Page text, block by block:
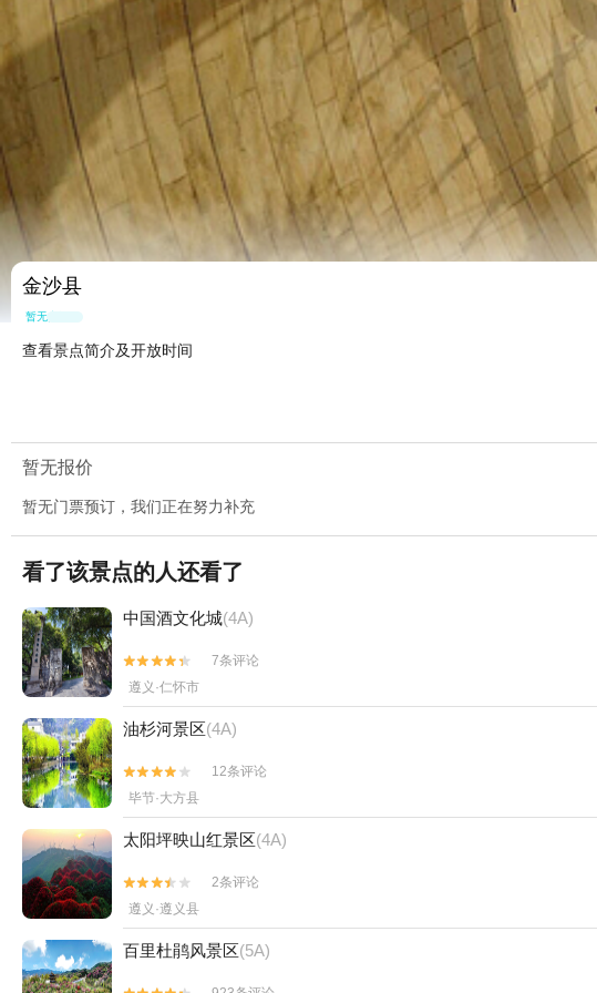
金沙县
暂无点评
查看景点简介及开放时间
暂无报价
暂无门票预订，我们正在努力补充
看了该景点的人还看了
中国酒文化城(4A)


7条评论
遵义·仁怀市
油杉河景区(4A)


12条评论
毕节·大方县
太阳坪映山红景区(4A)


2条评论
遵义·遵义县
百里杜鹃风景区(5A)